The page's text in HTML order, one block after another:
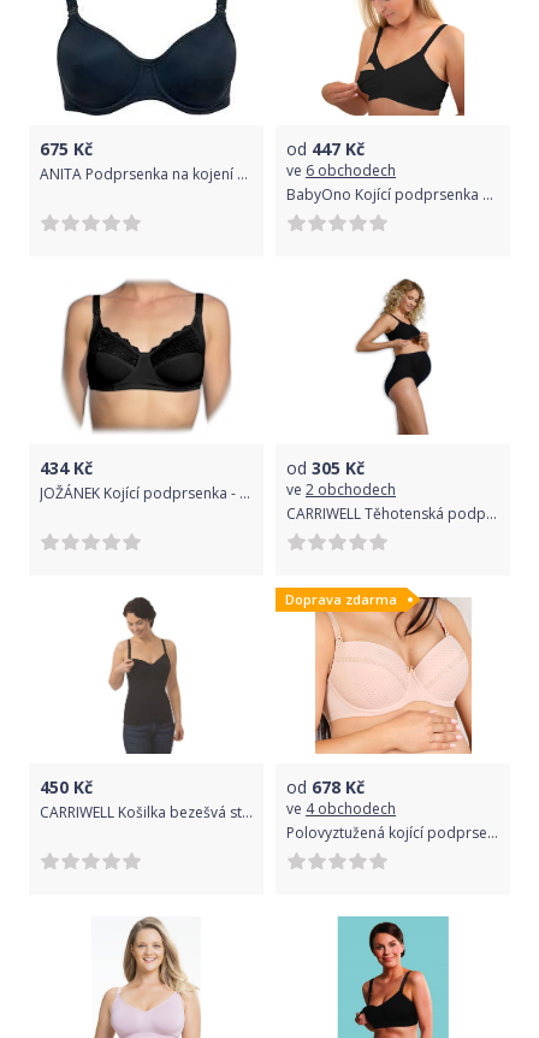
675 Kč
ANITA Podprsenka na kojení s kosticí Anthracite 80 C
od 447 Kč
ve 6 obchodech
BabyOno Kojící podprsenka černá
434Kč
JOŽÁNEK Kojící podprsenka - černá - 90 B,C,D
od 305 Kč
ve 2 obchodech
CARRIWELL Těhotenská podprsenka vhodná i ke spaní černá S
450 Kč
CARRIWELL Košilka bezešvá stahovací s klipem ke kojení černá XL
Doprava zdarma
od 678 Kč
ve 4 obchodech
Polovyztužená kojící podprsenka New Baby Eva 75E béžová Obvod 75 cm